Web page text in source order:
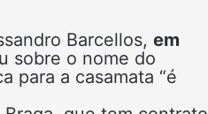
Barcellos, em
sobre o nome do
para a casamata “é